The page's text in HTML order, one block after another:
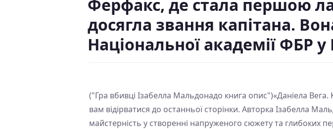
Ферфакс, де стала першою
досягла звання капітана.
Національної академії ФБР
("Гра вбивці Ізабелла Мальдонадо книга опис")«Даніела
вам відірватися до останньої сторінки. Авторка Ізабелла
майстерність у створенні напруженого сюжету та глибоких